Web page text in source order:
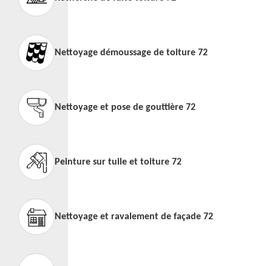
Nettoyage démoussage de toiture 72
Nettoyage et pose de gouttière 72
Peinture sur tuile et toiture 72
Nettoyage et ravalement de façade 72